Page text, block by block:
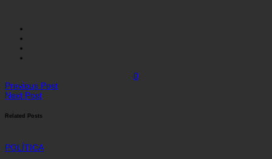
0
Previous Post
Next Post
Related Posts
POLÍTICA